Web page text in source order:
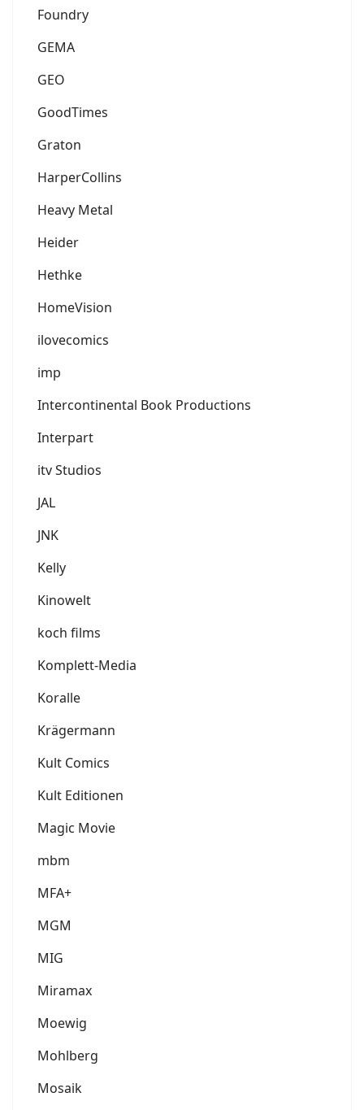
Foundry
GEMA
GEO
GoodTimes
Graton
HarperCollins
Heavy Metal
Heider
Hethke
HomeVision
ilovecomics
imp
Intercontinental Book Productions
Interpart
itv Studios
JAL
JNK
Kelly
Kinowelt
koch films
Komplett-Media
Koralle
Krägermann
Kult Comics
Kult Editionen
Magic Movie
mbm
MFA+
MGM
MIG
Miramax
Moewig
Mohlberg
Mosaik